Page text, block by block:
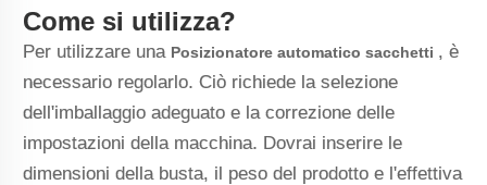
Come si utilizza?
Per utilizzare una Posizionatore automatico sacchetti , è
necessario regolarlo. Ciò richiede la selezione
dell'imballaggio adeguato e la correzione delle
impostazioni della macchina. Dovrai inserire le
dimensioni della busta, il peso del prodotto e l'effettiva